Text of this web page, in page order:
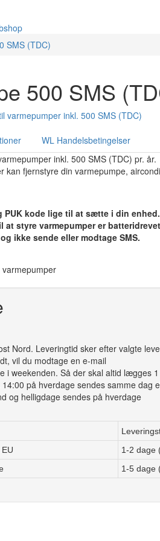
SMS (TDC)
500 SMS
WL Handelsbetingelser
inkl. 500 SMS (TDC) pr. år.
kan fjernstyre din varmepumpe,
PUK kode lige til at sætte i din enhed.
styre varmepumper er
ikke sende eller modtage SMS.
Nord. Leveringtid sker efter valgte
vil du modtage en e-mail
i weekenden. Så der skal altid lægges
på hverdage sendes samme dag
og helligdage sendes på hverdage
1-2 dage
1-5 dage